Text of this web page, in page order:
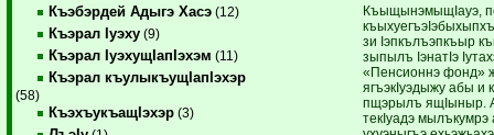
Къэбэрдей Адыгэ Хасэ (12)
Къэрал Iуэху (9)
Къэрал IуэхущIапIэхэм (11)
Къэрал къулыкъущIапIэхэр
(58)
КъэхъукъащIэхэр (3)
КъыщынэмыщIауэ,
зи Iэпкълъэпкъыр
зыпылъ IэнатIэ
«Пенсионнэ фонд»
ягъэкIуэдыжу абы и
пщэрылъ ящIыныр.
текIуадэ